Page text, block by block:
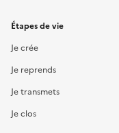
Étapes de vie
Je crée
Je reprends
Je transmets
Je clos